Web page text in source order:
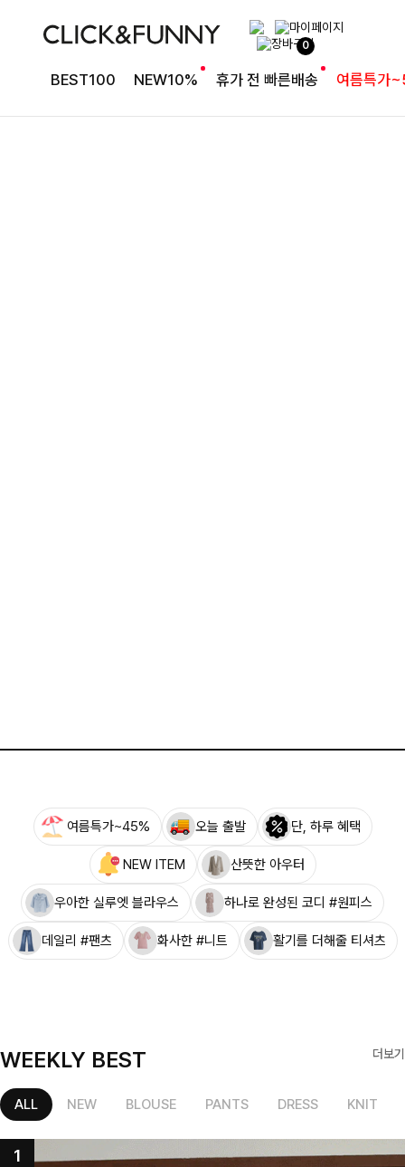
0
BEST100 NEW10% 휴가 전 빠른배송 여름특가
여유로운 핏의 코튼 팬츠
라인보정핏 절개코튼와이드팬츠[S,M,L사이즈]
여름특가~45% 오늘 출발 단, 하루 혜택
NEW ITEM 산뜻한 아우터
우아한 실루엣 블라우스 하나로 완성된 코디 #원피스
데일리 #팬츠 화사한 #니트 활기를 더해줄 티셔츠
WEEKLY BEST 더보기
ALL NEW BLOUSE PANTS DRESS KNIT